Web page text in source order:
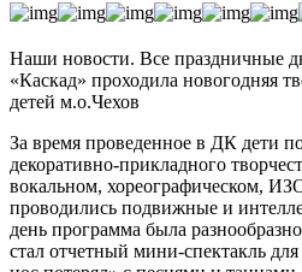
Наши новости. Все праздничные
«Каскад» проходила новогодняя
детей м.о.Чехов
За время проведенное в ДК дети
декоративно-прикладного
вокальном, хореографическом,
проводились подвижные и
день программа была
стал отчетный мини-спектакль